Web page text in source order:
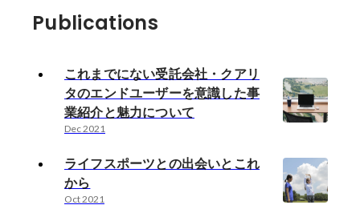
Publications
これまでにない受託会社・クアリ
タのエンドユーザーを意識した事
業紹介と魅力について
Dec 2021
ライフスポーツとの出会いとこれ
から
Oct 2021